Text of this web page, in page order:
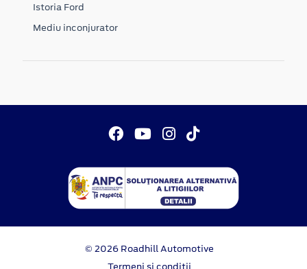
Istoria Ford
Mediu inconjurator
© 2026 Roadhill Automotive